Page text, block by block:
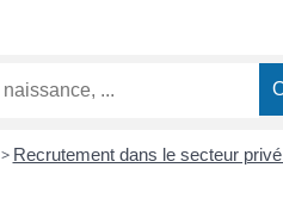
> Recrutement dans le secteur privé